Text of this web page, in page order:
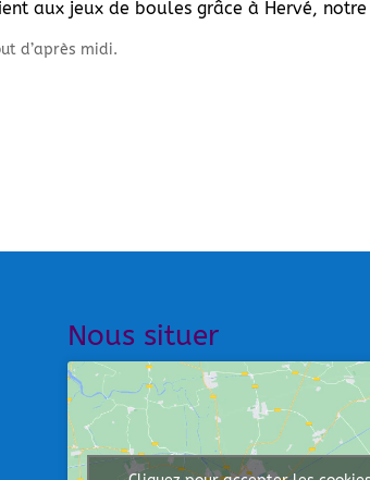
aux jeux de boules grâce à Hervé,
d’après midi.
Nous situer